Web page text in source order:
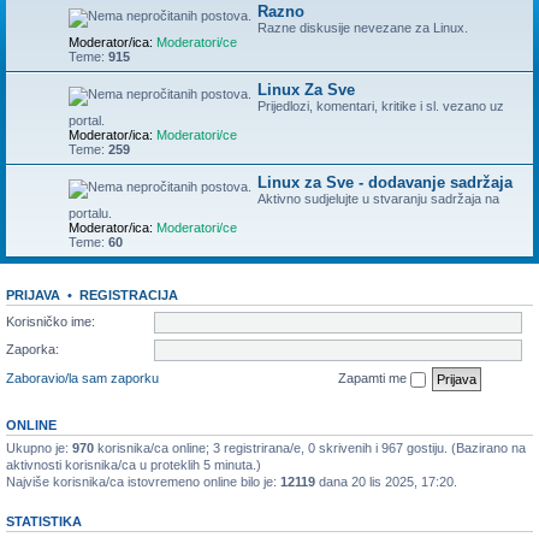
Razno
Razne diskusije nevezane za Linux.
Moderator/ica: Moderatori/ce
Teme: 915
Linux Za Sve
Prijedlozi, komentari, kritike i sl. vezano uz
portal.
Moderator/ica: Moderatori/ce
Teme: 259
Linux za Sve - dodavanje sadržaja
Aktivno sudjelujte u stvaranju sadržaja na
portalu.
Moderator/ica: Moderatori/ce
Teme: 60
PRIJAVA • REGISTRACIJA
Korisničko ime:
Zaporka:
Zaboravio/la sam zaporku
Zapamti me
ONLINE
Ukupno je: 970 korisnika/ca online; 3 registrirana/e, 0 skrivenih i 967 gostiju. (Bazirano na
aktivnosti korisnika/ca u proteklih 5 minuta.)
Najviše korisnika/ca istovremeno online bilo je: 12119 dana 20 lis 2025, 17:20.
STATISTIKA